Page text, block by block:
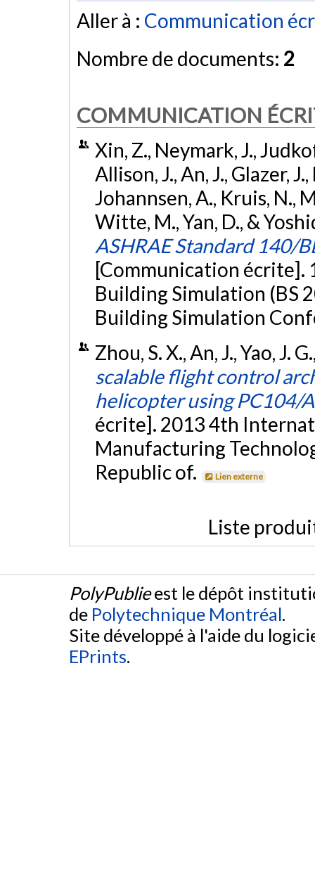
Aller à : Communication
Nombre de documents: 2
COMMUNICATION
Xin, Z., Neymark, J.,
Allison, J., An, J., Glazer,
Johannsen, A., Kruis, N.,
Witte, M., Yan, D., &
ASHRAE Standard 140/
[Communication écrite].
Building Simulation (BS
Building Simulation
Zhou, S. X., An, J., Yao, J.
scalable flight control
helicopter using PC104/
écrite]. 2013 4th
Manufacturing
Republic of.
Lien externe
Liste
PolyPublieest le dépôt
de Polytechnique Montréal.
Site développé à l'aide du
EPrints.